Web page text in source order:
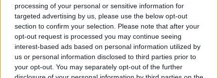
processing of your personal or sensitive information for
targeted advertising by us, please use the below opt-out
section to confirm your selection. Please note that after your
opt-out request is processed you may continue seeing
interest-based ads based on personal information utilized by
us or personal information disclosed to third parties prior to
your opt-out. You may separately opt-out of the further
Marcos Leonardo laat eerste indruk achter bij
Ajax: 'Hier gaan fans van genieten'
Resterend oefenprogramma Ajax: waar zijn de
duels te zien